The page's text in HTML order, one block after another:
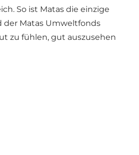
So ist Matas die einzige
der Matas Umweltfonds
zu fühlen, gut auszusehen